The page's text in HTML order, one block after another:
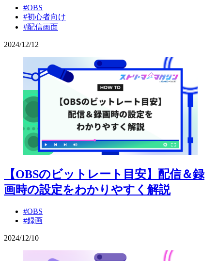
#OBS
#初心者向け
#配信画面
2024/12/12
【OBSのビットレート目安】配信＆録
画時の設定をわかりやすく解説
#OBS
#録画
2024/12/10